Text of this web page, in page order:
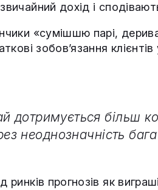
дохід і
«сумішшю парі,
зобов’язання
дотримується більш
неоднозначність
прогнозів як